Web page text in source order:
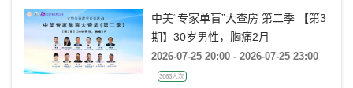
中美“专家单盲”大查房 第二季 【第3
期】30岁男性，胸痛2月
2026-07-25 20:00 - 2026-07-25 23:00
3063人次